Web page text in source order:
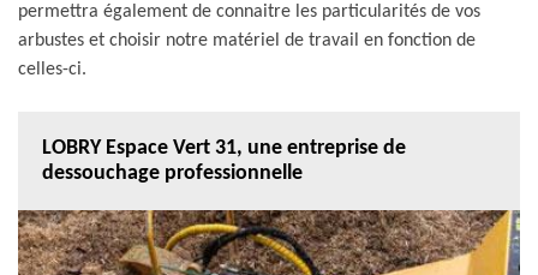
permettra également de connaitre les particularités de vos
arbustes et choisir notre matériel de travail en fonction de
celles-ci.
LOBRY Espace Vert 31, une entreprise de
dessouchage professionnelle